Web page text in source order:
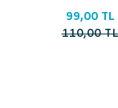
KEDİ 100 GR*
99,00 TL
110,00 TL